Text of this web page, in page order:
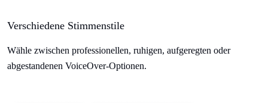
Verschiedene Stimmenstile
Wähle zwischen professionellen, ruhigen, aufgeregten oder
abgestandenen VoiceOver-Optionen.